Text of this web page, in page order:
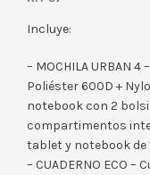
Incluye:
– MOCHILA URBAN 4
Poliéster 600D +
notebook con 2
compartimentos
tablet y notebook de
– CUADERNO ECO